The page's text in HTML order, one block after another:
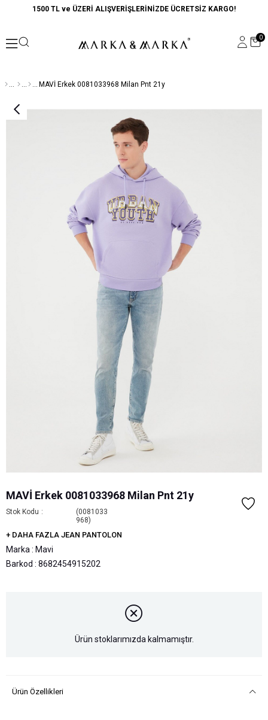
1500 TL ve ÜZERİ ALIŞVERİŞLERİNİZDE ÜCRETSİZ KARGO!
0
MAVİ Erkek 0081033968 Milan Pnt 21y
MAVİ Erkek 0081033968 Milan Pnt 21y
Stok Kodu
(0081033
968)
+ DAHA FAZLA JEAN PANTOLON
Marka : Mavi
Barkod : 8682454915202
Ürün stoklarımızda kalmamıştır.
Ürün Özellikleri